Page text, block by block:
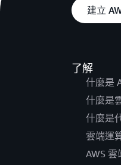
建立
了解
什麼是
什麼是
什麼是
雲端運
AWS 雲